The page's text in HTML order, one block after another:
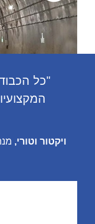
"כל
ויקטור וטורי,